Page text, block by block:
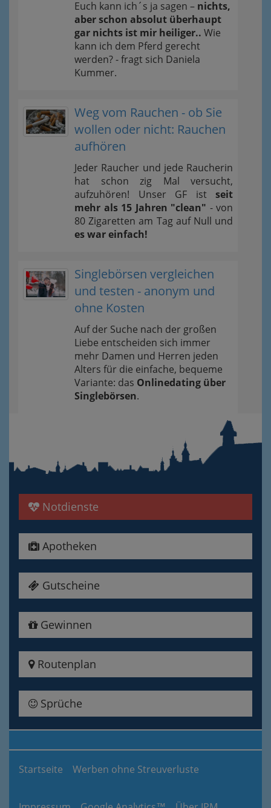
Euch kann ich´s ja sagen – nichts,
aber schon absolut überhaupt
gar nichts ist mir heiliger.. Wie
kann ich dem Pferd gerecht
werden? - fragt sich Daniela
Kummer.
Weg vom Rauchen - ob Sie
wollen oder nicht: Rauchen
aufhören
Jeder Raucher und jede Raucherin
hat schon zig Mal versucht,
aufzuhören! Unser GF ist seit
mehr als 15 Jahren "clean" - von
80 Zigaretten am Tag auf Null und
es war einfach!
Singlebörsen vergleichen
und testen - anonym und
ohne Kosten
Auf der Suche nach der großen
Liebe entscheiden sich immer
mehr Damen und Herren jeden
Alters für die einfache, bequeme
Variante: das Onlinedating über
Singlebörsen.
Notdienste
Apotheken
Gutscheine
Gewinnen
Routenplan
Sprüche
Startseite Werben ohne Streuverluste